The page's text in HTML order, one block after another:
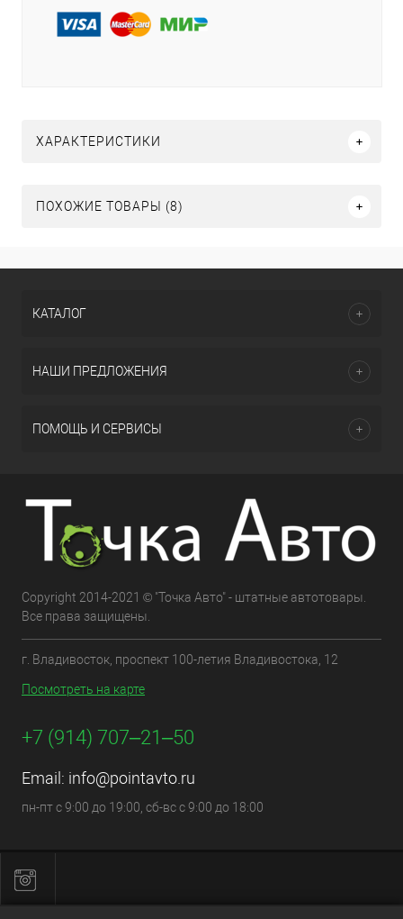
ХАРАКТЕРИСТИКИ
ПОХОЖИЕ ТОВАРЫ (8)
КАТАЛОГ
НАШИ ПРЕДЛОЖЕНИЯ
ПОМОЩЬ И СЕРВИСЫ
Copyright 2014-2021 © "Точка Авто" - штатные автотовары.
Все права защищены.
г. Владивосток, проспект 100-летия Владивостока, 12
Посмотреть на карте
+7 (914) 707‒21‒50
Email: info@pointavto.ru
пн-пт с 9:00 до 19:00, сб-вс с 9:00 до 18:00